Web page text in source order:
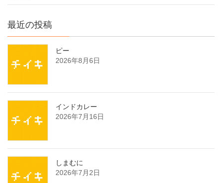
最近の投稿
ピー
2026年8月6日
インドカレー
2026年7月16日
しまむに
2026年7月2日